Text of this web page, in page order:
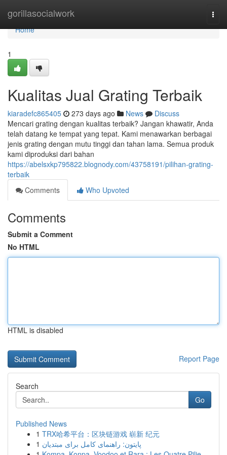
gorillasocialwork
Home
Home
1
Kualitas Jual Grating Terbaik
kiaradefc865405 273 days ago News
Discuss
Mencari grating dengan kualitas terbaik? Jangan khawatir, Anda
telah datang ke tempat yang tepat. Kami menawarkan berbagai
jenis grating dengan mutu tinggi dan tahan lama. Semua produk
kami diproduksi dari bahan
https://abelsxkp795822.blognody.com/43758191/pilihan-grating-
terbaik
Comments
Who Upvoted
Comments
Submit a Comment
No HTML
HTML is disabled
Report Page
Search
Go
Published News
1 TRX哈希平台：区块链游戏 崭新 纪元
1 پایتون: راهنمای کامل برای مبتدیان